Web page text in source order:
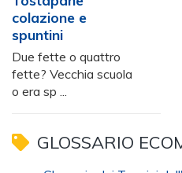
colazione e
spuntini
Due fette o quattro
fette? Vecchia scuola
o era sp ...
GLOSSARIO